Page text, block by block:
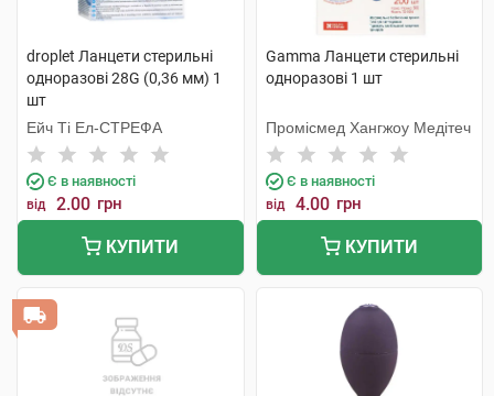
droplet Ланцети стерильні
одноразові 28G (0,36 мм) 1
шт
Ейч Ті Ел-СТРЕФА
Є в наявності
від 2.00 грн
КУПИТИ
Gamma Ланцети стерильні
одноразові 1 шт
Промісмед Хангжоу Медітеч
Є в наявності
від 4.00 грн
КУПИТИ